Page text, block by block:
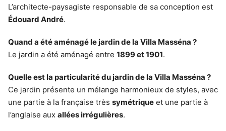
L’architecte-paysagiste responsable de sa conception est
Édouard André.
Quand a été aménagé le jardin de la Villa Masséna ?
Le jardin a été aménagé entre 1899 et 1901.
Quelle est la particularité du jardin de la Villa Masséna ?
Ce jardin présente un mélange harmonieux de styles, avec
une partie à la française très symétrique et une partie à
l’anglaise aux allées irrégulières.